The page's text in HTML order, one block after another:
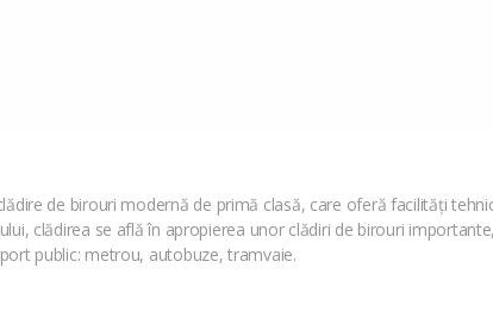
de birouri modernă de primă clasă, care oferă facilități
clădirea se află în apropierea unor clădiri de birouri
public: metrou, autobuze, tramvaie.